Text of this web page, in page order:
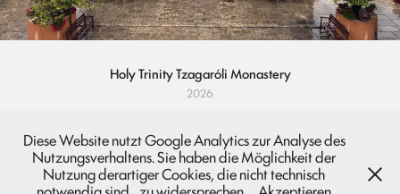
Holy Trinity Tzagaróli Monastery
2026
Diese Website nutzt Google Analytics zur Analyse des
Nutzungsverhaltens. Sie haben die Möglichkeit der
Nutzung derartiger Cookies, die nicht technisch